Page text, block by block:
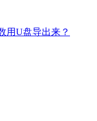
用U盘导出来？